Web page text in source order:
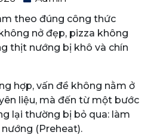
theo đúng công thức
nở đẹp, pizza không
thịt nướng bị khô và chín
hợp, vấn đề không nằm ở
liệu, mà đến từ một bước
lại thường bị bỏ qua: làm
(Preheat).